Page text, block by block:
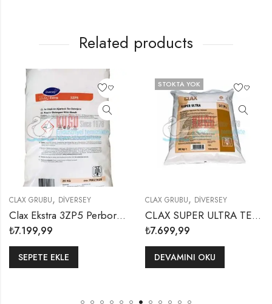
Related products
Clax Ekstra 3ZP5 Perboratlı Ana Yıkma Deterjanı 20 kg
STOKTA YOK
CLAX GRUBU
CLAX SUPER ULTRA TEAD KATKILI AZ KÖPÜREN AĞARTICI ANA YIKAMA MADDESİ 20 L
DEVAMINI OKU
DIVERSEY,
SEPETE EKLE